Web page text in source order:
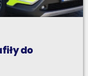
do